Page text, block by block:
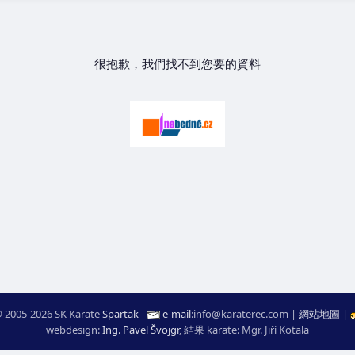
很抱歉，我們找不到您要的資料
2026 SK KarateSpartak- e-mail:moc.ceretarak@ofni | 網站地圖 |
webdesign:Ing. Pavel Švojgr,結果 karate: Mgr. Jiří Kotala